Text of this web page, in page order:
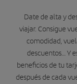
Date de alta y
viajar. Consigue
comodidad,
descuentos… Y
beneficios de tu
después de cada